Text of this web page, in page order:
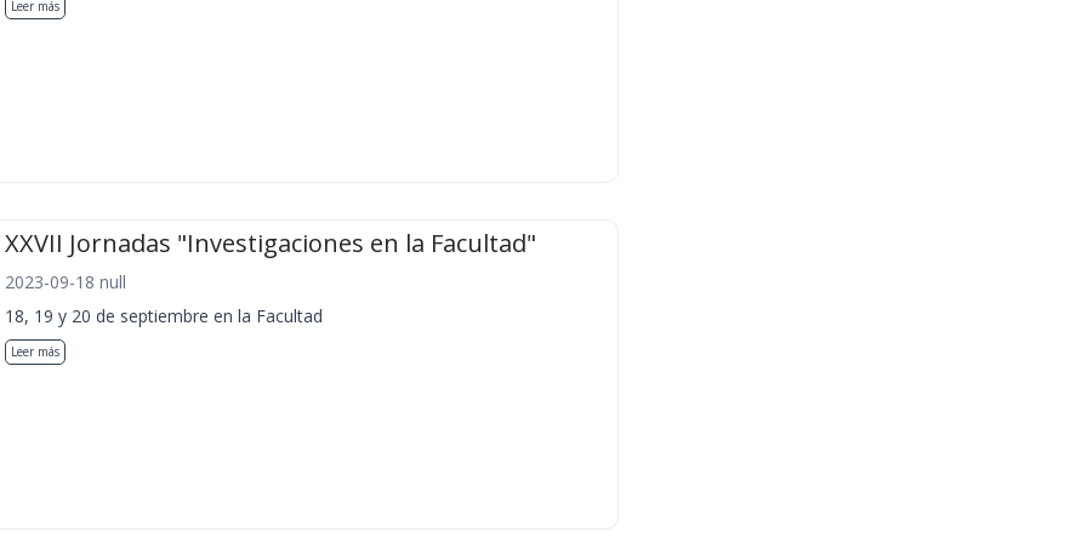
Leer más
XXVII Jornadas "Investigaciones en la Facultad"
2023-09-18 null
18, 19 y 20 de septiembre en la Facultad
Leer más